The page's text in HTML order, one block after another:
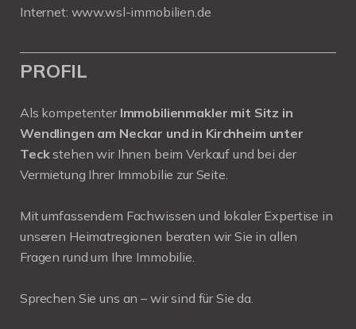
Internet: www.wsl-immobilien.de
PROFIL
Als kompetenter Immobilienmakler mit Sitz in
Wendlingen am Neckar und in Kirchheim unter
Teckstehen wir Ihnen beim Verkauf und bei der
Vermietung Ihrer Immobilie zur Seite.
Mit umfassendem Fachwissen und lokaler Expertise in
unseren Heimatregionen beraten wir Sie in allen
Fragen rund um Ihre Immobilie.
Sprechen Sie uns an – wir sind für Sie da.